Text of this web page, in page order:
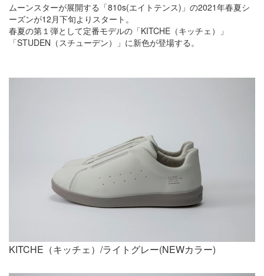
ムーンスターが展開する「810s(エイトテンス)」の2021年春夏シ
ーズンが12月下旬よりスタート。
春夏の第１弾として定番モデルの「KITCHE（キッチェ）」
「STUDEN（スチューデン）」に新色が登場する。
KITCHE（キッチェ）/ライトグレー(NEWカラー)